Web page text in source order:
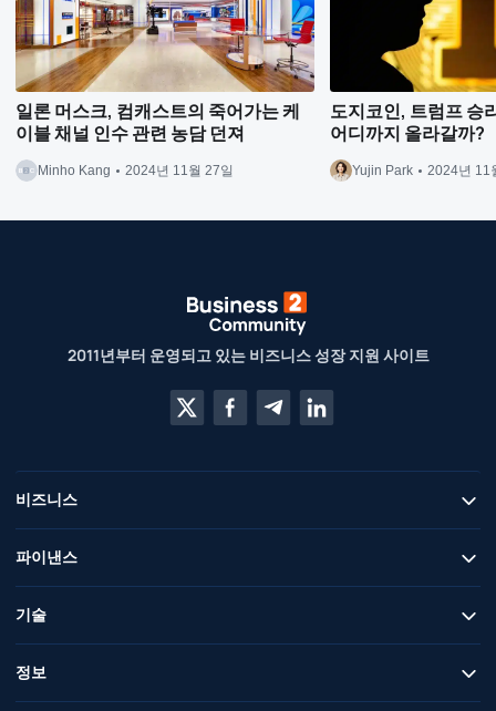
일론 머스크, 컴캐스트의 죽어가는 케
이블 채널 인수 관련 농담 던져
Minho Kang 2024년 11월 27일
도지코인, 트럼프 승
어디까지 올라갈까?
Yujin Park 2024년 11
2011년부터 운영되고 있는 비즈니스 성장 지원 사이트
비즈니스
파이낸스
기술
정보